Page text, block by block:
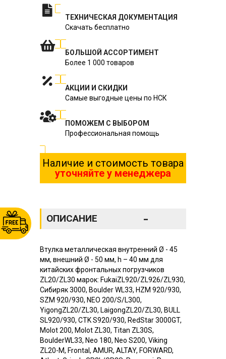
ТЕХНИЧЕСКАЯ ДОКУМЕНТАЦИЯ
Скачать бесплатно
БОЛЬШОЙ АССОРТИМЕНТ
Более 1 000 товаров
АКЦИИ И СКИДКИ
Самые выгодные цены по НСК
ПОМОЖЕМ С ВЫБОРОМ
Профессиональная помощь
Наличие и стоимость товара
уточняйте у менеджера
ОПИСАНИЕ -
Втулка металлическая внутренний Ø - 45
мм, внешний Ø - 50 мм, h – 40 мм для
китайских фронтальных погрузчиков
ZL20/ZL30 марок: FukaiZL920/ZL926/ZL930,
Сибиряк 3000, Boulder WL33, HZM 920/930,
SZM 920/930, NEO 200/S/L300,
YigongZL20/ZL30, LaigongZL20/ZL30, BULL
SL920/930, CTK S920/930, RedStar 3000GT,
Molot 200, Molot ZL30, Titan ZL30S,
BoulderWL33, Neo 180, Neo S200, Viking
ZL20-M, Frontal, AMUR, ALTAY, FORWARD,